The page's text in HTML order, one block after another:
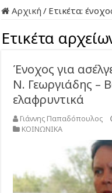
Αρχική / Ετικέτα:
Ετικέτα
Ένοχος για
Ν. Γεωργιάδης –
ελαφρυντικά
Γιάννης Παπαδόπουλος
ΚΟΙΝΩΝΙΚΑ